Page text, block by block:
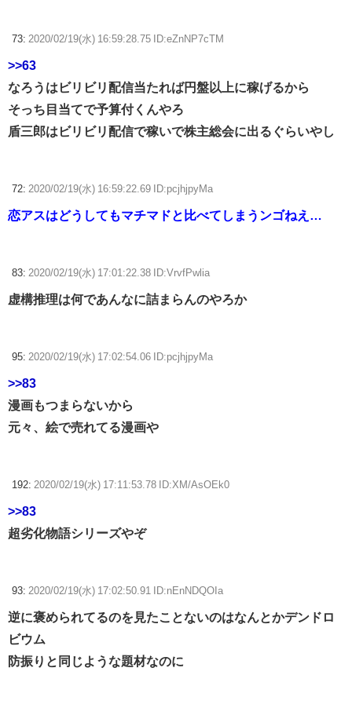
73: 2020/02/19(水) 16:59:28.75 ID:eZnNP7cTM
>>63
なろうはビリビリ配信当たれば円盤以上に稼げるから
そっち目当てで予算付くんやろ
盾三郎はビリビリ配信で稼いで株主総会に出るぐらいやし
72: 2020/02/19(水) 16:59:22.69 ID:pcjhjpyMa
恋アスはどうしてもマチマドと比べてしまうンゴねえ…
83: 2020/02/19(水) 17:01:22.38 ID:VrvfPwlia
虚構推理は何であんなに詰まらんのやろか
95: 2020/02/19(水) 17:02:54.06 ID:pcjhjpyMa
>>83
漫画もつまらないから
元々、絵で売れてる漫画や
192: 2020/02/19(水) 17:11:53.78 ID:XM/AsOEk0
>>83
超劣化物語シリーズやぞ
93: 2020/02/19(水) 17:02:50.91 ID:nEnNDQOIa
逆に褒められてるのを見たことないのはなんとかデンドロ
ビウム
防振りと同じような題材なのに